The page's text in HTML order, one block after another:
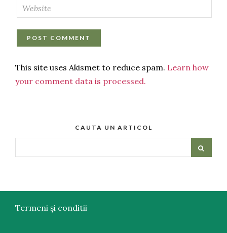
This site uses Akismet to reduce spam. Learn how
your comment data is processed.
CAUTA UN ARTICOL
Termeni și conditii